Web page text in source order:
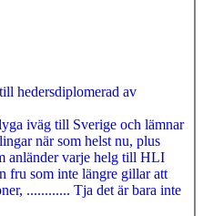
hedersdiplomerad av
iväg till Sverige och lämnar
när som helst nu, plus
anländer varje helg till HLI
fru som inte längre gillar att
............ Tja det är bara inte